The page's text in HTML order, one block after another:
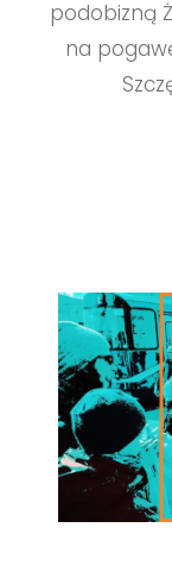
podobizną
na